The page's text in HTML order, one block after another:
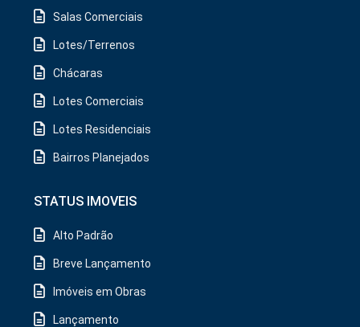
Salas Comerciais
Lotes/Terrenos
Chácaras
Lotes Comerciais
Lotes Residenciais
Bairros Planejados
STATUS IMOVEIS
Alto Padrão
Breve Lançamento
Imóveis em Obras
Lançamento